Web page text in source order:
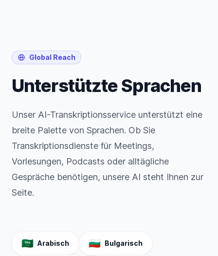
Global Reach
Unterstützte Sprachen
Unser AI-Transkriptionsservice unterstützt eine
breite Palette von Sprachen. Ob Sie
Transkriptionsdienste für Meetings,
Vorlesungen, Podcasts oder alltägliche
Gespräche benötigen, unsere AI steht Ihnen zur
Seite.
🇸🇦 Arabisch 🇧🇬 Bulgarisch